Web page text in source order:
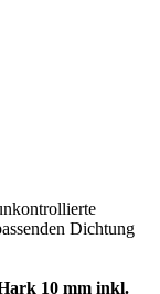
Dichtung
10 mm inkl.